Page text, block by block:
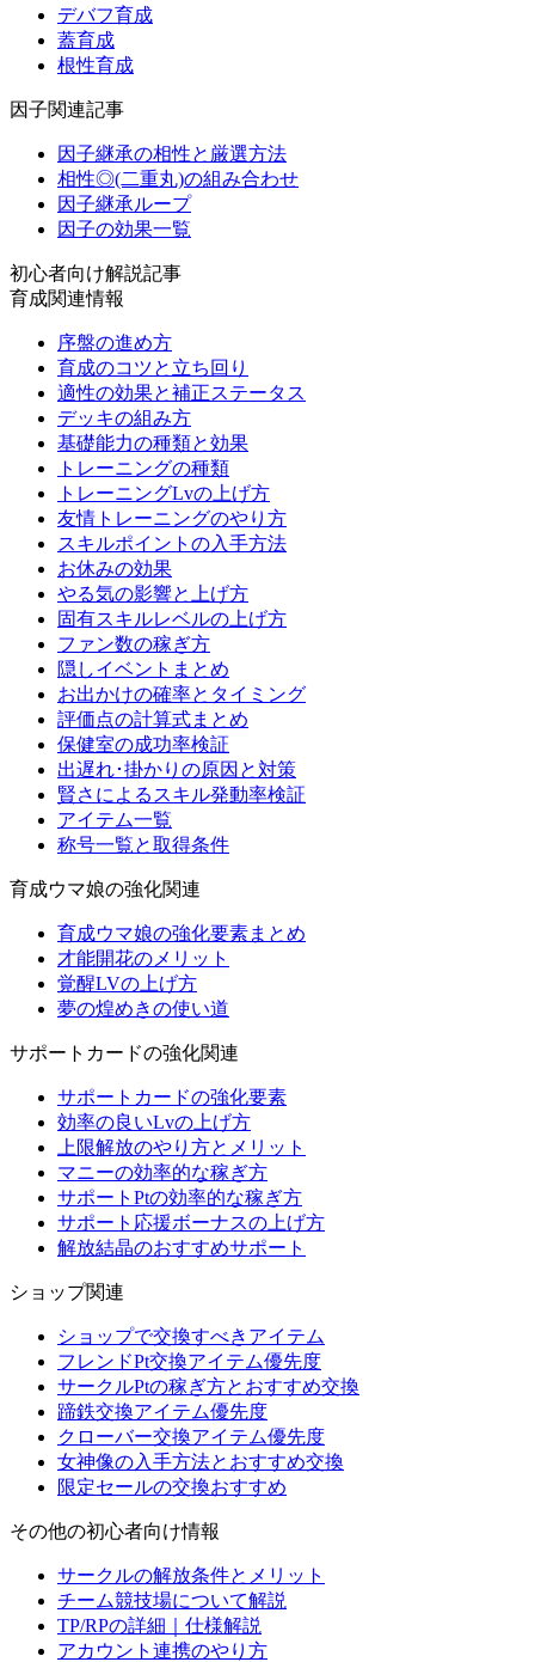
デバフ育成
蓋育成
根性育成
因子関連記事
因子継承の相性と厳選方法
相性◎(二重丸)の組み合わせ
因子継承ループ
因子の効果一覧
初心者向け解説記事
育成関連情報
序盤の進め方
育成のコツと立ち回り
適性の効果と補正ステータス
デッキの組み方
基礎能力の種類と効果
トレーニングの種類
トレーニングLvの上げ方
友情トレーニングのやり方
スキルポイントの入手方法
お休みの効果
やる気の影響と上げ方
固有スキルレベルの上げ方
ファン数の稼ぎ方
隠しイベントまとめ
お出かけの確率とタイミング
評価点の計算式まとめ
保健室の成功率検証
出遅れ･掛かりの原因と対策
賢さによるスキル発動率検証
アイテム一覧
称号一覧と取得条件
育成ウマ娘の強化関連
育成ウマ娘の強化要素まとめ
才能開花のメリット
覚醒LVの上げ方
夢の煌めきの使い道
サポートカードの強化関連
サポートカードの強化要素
効率の良いLvの上げ方
上限解放のやり方とメリット
マニーの効率的な稼ぎ方
サポートPtの効率的な稼ぎ方
サポート応援ボーナスの上げ方
解放結晶のおすすめサポート
ショップ関連
ショップで交換すべきアイテム
フレンドPt交換アイテム優先度
サークルPtの稼ぎ方とおすすめ交換
蹄鉄交換アイテム優先度
クローバー交換アイテム優先度
女神像の入手方法とおすすめ交換
限定セールの交換おすすめ
その他の初心者向け情報
サークルの解放条件とメリット
チーム競技場について解説
TP/RPの詳細｜仕様解説
アカウント連携のやり方